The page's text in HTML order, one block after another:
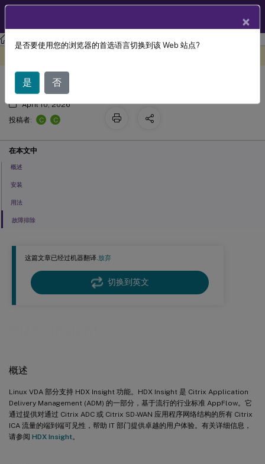
Linux 虚拟投递代理 Linux 虚拟投递代理 2103
这篇文章已经过机器翻译.放弃
切换到英文
概述
Linux VDA 部分支持 HDX Insight 功能。HDX Insight 是 Citrix Application
Delivery Management (ADM) 的一部分，基于流行的行业标准 AppFlow。它
通过提供对通过 Citrix ADC 或 Citrix SD-WAN 应用程序网络结构的所有 Citrix
ICA 流量的端到端可见性，帮助 IT 部门提供卓越的用户体验。有关详细信息，
请参阅 HDX Insight。
HDX ™Insight
April 10, 2026
投稿者:
C C
在本文中
概述
安装
用法
故障排除
×
是否要使用您的浏览器的首选语言切换到该 Web 站点?
是 否